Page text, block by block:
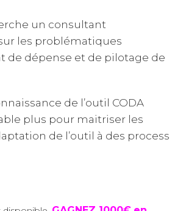
un consultant
les problématiques
de dépense et de pilotage de
de l’outil CODA
plus pour maitriser les
de l’outil à des process